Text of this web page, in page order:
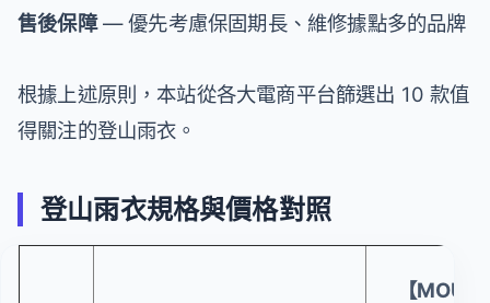
售後保障— 優先考慮保固期長、維修據點多的品牌
根據上述原則，本站從各大電商平台篩選出 10 款值
得關注的登山雨衣。
登山雨衣規格與價格對照
【